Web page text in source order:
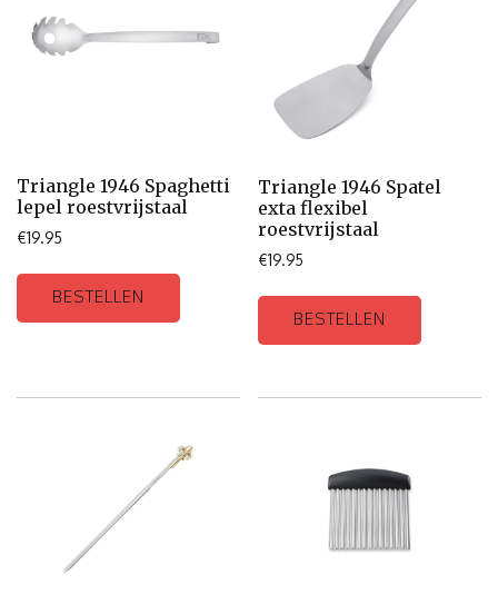
Triangle 1946 Spaghetti
lepel roestvrijstaal
€19.95
BESTELLEN
Triangle 1946 Spatel
exta flexibel
roestvrijstaal
€19.95
BESTELLEN